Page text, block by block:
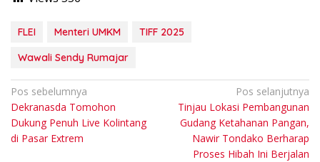
FLEI Menteri UMKM
TIFF 2025
Wawali Sendy Rumajar
Navigasi
pos
Pos sebelumnya
Dekranasda Tomohon
Dukung Penuh Live Kolintang
di Pasar Extrem
Pos selanjutnya
Tinjau Lokasi Pembangunan
Gudang Ketahanan Pangan,
Nawir Tondako Berharap
Proses Hibah Ini Berjalan